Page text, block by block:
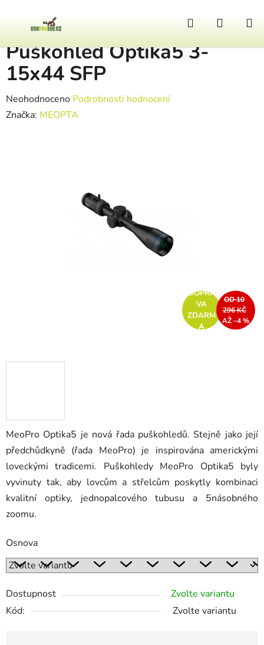
Hledat
Domů
MeoPro Optika5 je nová řada puškohledů. Stejně jako její
předchůdkyně (řada MeoPro) je inspirována americkými
loveckými tradicemi. Puškohledy MeoPro Optika5 byly
vyvinuty tak, aby lovcům a střelcům poskytly kombinaci
kvalitní optiky, jednopalcového tubusu a 5násobného
zoomu.
Osnova
Dostupnost
Zvolte variantu
Kód:
Zvolte variantu
Puškohled Optika5 3-
15x44 SFP
Průměrné hodnocení produktu je 0,0 z 5 hvězdiček.
Neohodnoceno Podrobnosti hodnocení
Značka: MEOPTA
DOPRA
VA
ZDARM
A
OD 10
296 KČ
AŽ –4 %